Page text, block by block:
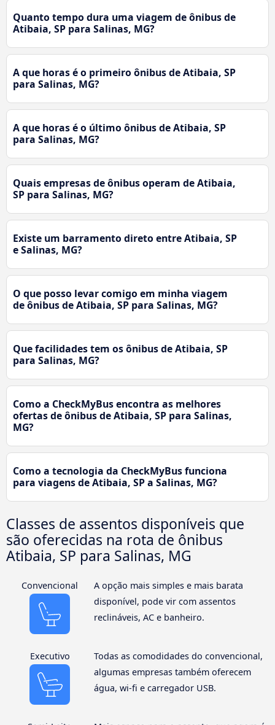
Quanto tempo dura uma viagem de ônibus de
Atibaia, SP para Salinas, MG?
A que horas é o primeiro ônibus de Atibaia, SP
para Salinas, MG?
A que horas é o último ônibus de Atibaia, SP
para Salinas, MG?
Quais empresas de ônibus operam de Atibaia,
SP para Salinas, MG?
Existe um barramento direto entre Atibaia, SP
e Salinas, MG?
O que posso levar comigo em minha viagem
de ônibus de Atibaia, SP para Salinas, MG?
Que facilidades tem os ônibus de Atibaia, SP
para Salinas, MG?
Como a CheckMyBus encontra as melhores
ofertas de ônibus de Atibaia, SP para Salinas,
MG?
Como a tecnologia da CheckMyBus funciona
para viagens de Atibaia, SP a Salinas, MG?
Classes de assentos disponíveis que
são oferecidas na rota de ônibus
Atibaia, SP para Salinas, MG
Convencional
A opção mais simples e mais barata
disponível, pode vir com assentos
reclináveis, AC e banheiro.
Executivo
Todas as comodidades do convencional,
algumas empresas também oferecem
água, wi-fi e carregador USB.